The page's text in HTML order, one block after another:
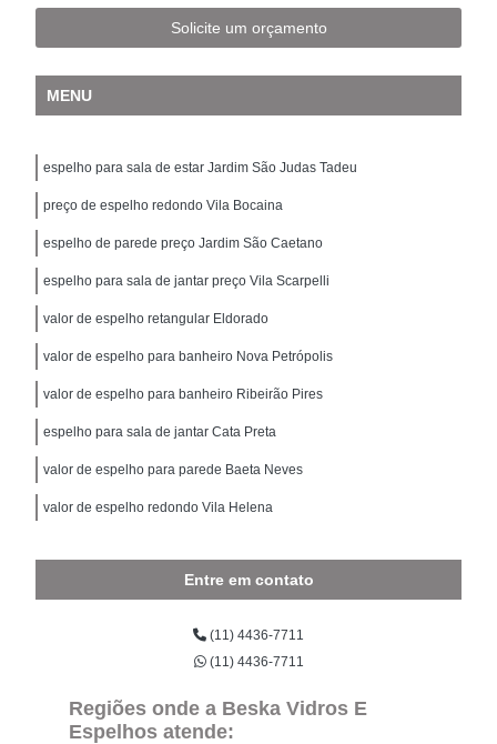
Solicite um orçamento
MENU
espelho para sala de estar Jardim São Judas Tadeu
preço de espelho redondo Vila Bocaina
espelho de parede preço Jardim São Caetano
espelho para sala de jantar preço Vila Scarpelli
valor de espelho retangular Eldorado
valor de espelho para banheiro Nova Petrópolis
valor de espelho para banheiro Ribeirão Pires
espelho para sala de jantar Cata Preta
valor de espelho para parede Baeta Neves
valor de espelho redondo Vila Helena
Entre em contato
(11) 4436-7711
(11) 4436-7711
Regiões onde a Beska Vidros E
Espelhos atende: